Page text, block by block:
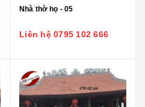
Nhà thờ họ - 05
Liên hệ 0795 102 666